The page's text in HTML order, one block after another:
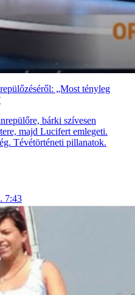
„Most tényleg
bárki szívesen
majd Lucifert emlegeti.
Tévétörténeti pillanatok.
7:43